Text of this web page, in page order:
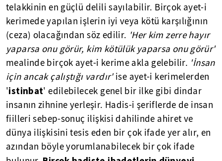
telakkinin en güçlü delili sayılabilir. Birçok ayet-i
kerimede yapılan işlerin iyi veya kötü karşılığının
(ceza) olacağından söz edilir. 'Her kim zerre hayır
yaparsa onu görür, kim kötülük yaparsa onu görür'
mealinde birçok ayet-i kerime akla gelebilir. 'İnsan
için ancak çalıştığı vardır'ise ayet-i kerimelerden
'istinbat' edilebilecek genel bir ilke gibi dindar
insanın zihnine yerleşir. Hadis-i şeriflerde de insan
fiilleri sebep-sonuç ilişkisi dahilinde ahiret ve
dünya ilişkisini tesis eden bir çok ifade yer alır, en
azından böyle yorumlanabilecek bir çok ifade